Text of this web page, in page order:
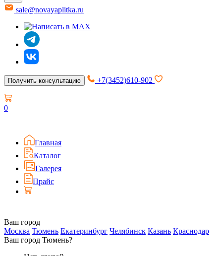
sale@novayaplitka.ru
Получить консультацию +7(3452)610-902
0
Главная
Каталог
Галерея
Прайс
Ваш город
Москва Тюмень Екатеринбург Челябинск Казань Краснодар
Ваш город Тюмень?